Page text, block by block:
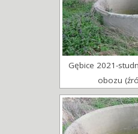
Gębice 2021-
obozu